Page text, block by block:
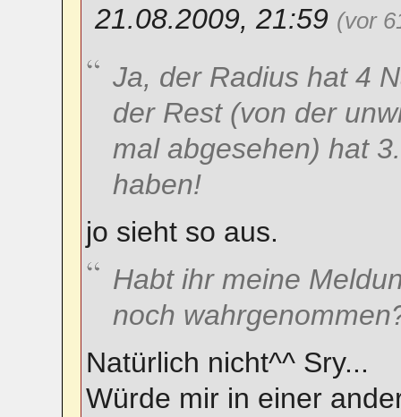
21.08.2009, 21:59 (vor
Ja, der Radius hat 4
der Rest (von der
mal abgesehen) hat
haben!
jo sieht so aus.
Habt ihr meine
noch
Natürlich nicht^^ Sry...
Würde mir in einer